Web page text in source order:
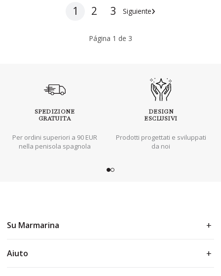
1 2 3 Siguiente›
Página 1 de 3
SPEDIZIONE
GRATUITA
Per ordini superiori a 90 EUR
nella penisola spagnola
DESIGN
ESCLUSIVI
Prodotti progettati e sviluppati
da noi
Su Marmarina
Aiuto